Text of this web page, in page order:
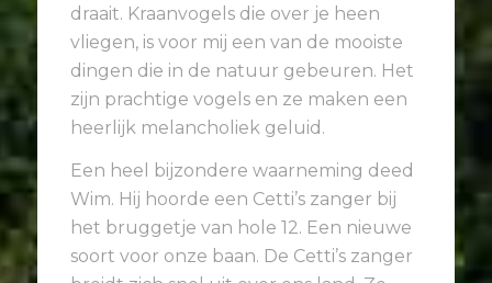
draait. Kraanvogels die over je heen
vliegen, is voor mij een van de mooiste
dingen die in de natuur gebeuren. Het
zijn prachtige vogels en ze maken een
heerlijk melancholiek geluid.
Een heel bijzondere waarneming deed
Wim. Hij hoorde een Cetti’s zanger bij
het bruggetje van hole 12. Een nieuwe
soort voor onze baan. De Cetti’s zanger